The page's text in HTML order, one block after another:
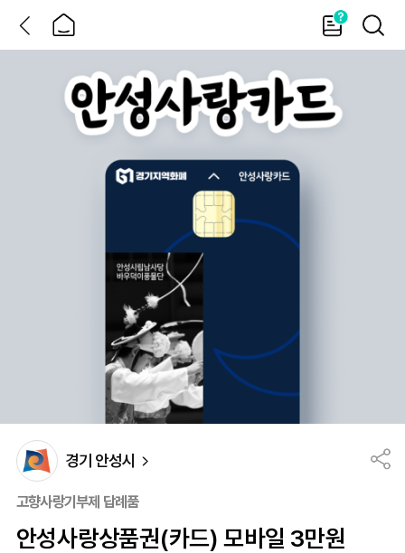
홈
가
이
검
색
경기 안성시
고향사랑기부제 답례품
안성사랑상품권(카드) 모바일 3만원